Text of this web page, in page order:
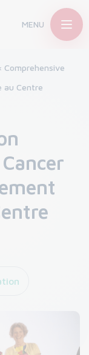
MENU
Comprehensive
au Centre